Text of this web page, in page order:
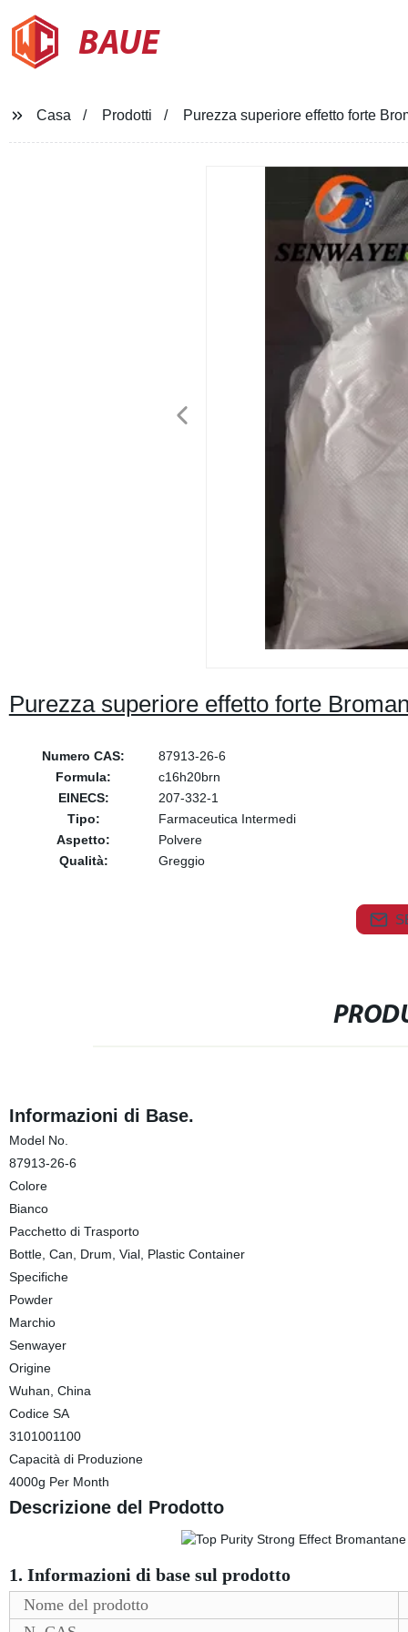
BAUE
Casa Prodotti Purezza superiore effetto forte
Purezza superiore effetto forte
Numero CAS:
87913-26-6
Formula:
c16h20brn
EINECS:
207-332-1
Tipo:
Farmaceutica Intermedi
Aspetto:
Polvere
Qualità:
Greggio
Informazioni di Base.
Model No.
87913-26-6
Colore
Bianco
Pacchetto di Trasporto
Bottle, Can, Drum, Vial, Plastic Container
Specifiche
Powder
Marchio
Senwayer
Origine
Wuhan, China
Codice SA
3101001100
Capacità di Produzione
4000g Per Month
Descrizione del Prodotto
1. Informazioni di base sul prodotto
Nome del prodotto